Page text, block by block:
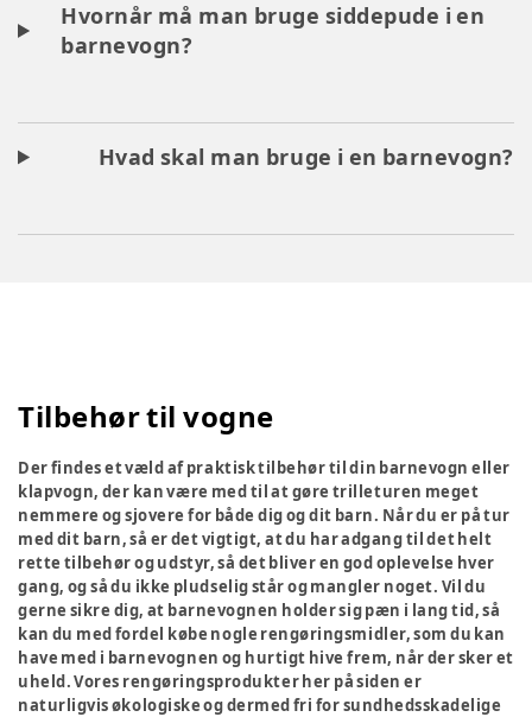
Hvornår må man bruge siddepude i en
barnevogn?
Hvad skal man bruge i en barnevogn?
Tilbehør til vogne
Der findes et væld af praktisk tilbehør til din barnevogn eller
klapvogn, der kan være med til at gøre trilleturen meget
nemmere og sjovere for både dig og dit barn. Når du er på tur
med dit barn, så er det vigtigt, at du har adgang til det helt
rette tilbehør og udstyr, så det bliver en god oplevelse hver
gang, og så du ikke pludselig står og mangler noget. Vil du
gerne sikre dig, at barnevognen holder sig pæn i lang tid, så
kan du med fordel købe nogle rengøringsmidler, som du kan
have med i barnevognen og hurtigt hive frem, når der sker et
uheld. Vores rengøringsprodukter her på siden er
naturligvis økologiske og dermed fri for sundhedsskadelige